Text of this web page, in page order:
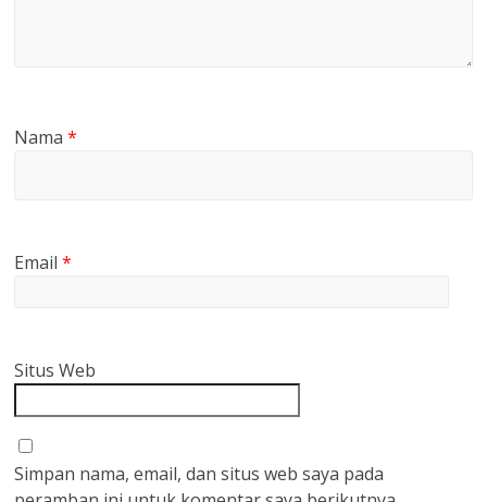
Nama*
Email*
Situs Web
Simpan nama, email, dan situs web saya pada